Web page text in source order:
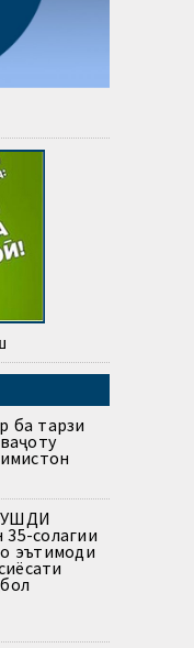
ба тарзи
солагии
эътимоди